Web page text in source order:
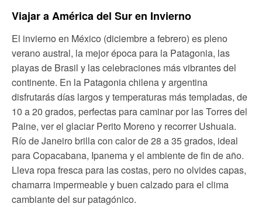
Viajar a América del Sur en Invierno
El invierno en México (diciembre a febrero) es pleno
verano austral, la mejor época para la Patagonia, las
playas de Brasil y las celebraciones más vibrantes del
continente. En la Patagonia chilena y argentina
disfrutarás días largos y temperaturas más templadas, de
10 a 20 grados, perfectas para caminar por las Torres del
Paine, ver el glaciar Perito Moreno y recorrer Ushuaia.
Río de Janeiro brilla con calor de 28 a 35 grados, ideal
para Copacabana, Ipanema y el ambiente de fin de año.
Lleva ropa fresca para las costas, pero no olvides capas,
chamarra impermeable y buen calzado para el clima
cambiante del sur patagónico.